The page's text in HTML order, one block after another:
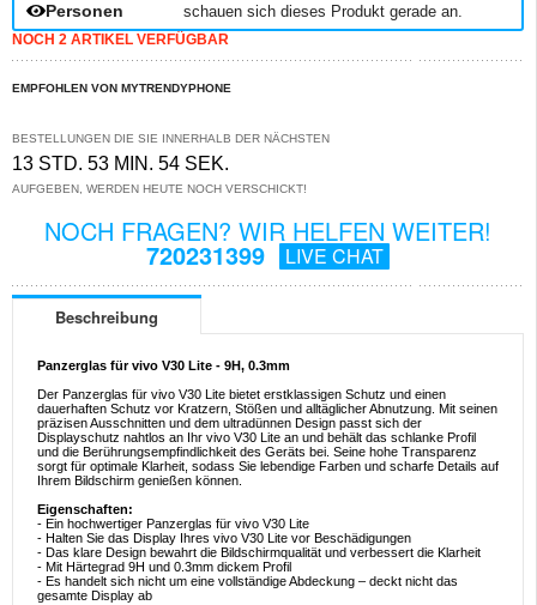
Personen schauen sich dieses Produkt gerade an.
NOCH 2 ARTIKEL VERFÜGBAR
EMPFOHLEN VON MYTRENDYPHONE
BESTELLUNGEN DIE SIE INNERHALB DER NÄCHSTEN
13 STD. 53 MIN. 54 SEK.
AUFGEBEN, WERDEN HEUTE NOCH VERSCHICKT!
NOCH FRAGEN? WIR HELFEN WEITER!
720231399 LIVE CHAT
Beschreibung
Panzerglas für vivo V30 Lite - 9H, 0.3mm
Der Panzerglas für vivo V30 Lite bietet erstklassigen Schutz und einen
dauerhaften Schutz vor Kratzern, Stößen und alltäglicher Abnutzung. Mit seinen
präzisen Ausschnitten und dem ultradünnen Design passt sich der
Displayschutz nahtlos an Ihr vivo V30 Lite an und behält das schlanke Profil
und die Berührungsempfindlichkeit des Geräts bei. Seine hohe Transparenz
sorgt für optimale Klarheit, sodass Sie lebendige Farben und scharfe Details auf
Ihrem Bildschirm genießen können.
Eigenschaften:
- Ein hochwertiger Panzerglas für vivo V30 Lite
- Halten Sie das Display Ihres vivo V30 Lite vor Beschädigungen
- Das klare Design bewahrt die Bildschirmqualität und verbessert die Klarheit
- Mit Härtegrad 9H und 0.3mm dickem Profil
- Es handelt sich nicht um eine vollständige Abdeckung – deckt nicht das
gesamte Display ab